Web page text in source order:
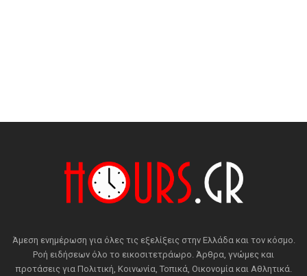
Άμεση ενημέρωση για όλες τις εξελίξεις στην Ελλάδα και τον κόσμο.
Ροή ειδήσεων όλο το εικοσιτετράωρο. Άρθρα, γνώμες και
προτάσεις για Πολιτική, Κοινωνία, Τοπικά, Οικονομία και Αθλητικά.